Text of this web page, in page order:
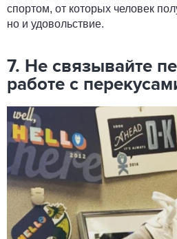
спортом, от которых человек
но и удовольствие.
7. Не связывайте
работе с